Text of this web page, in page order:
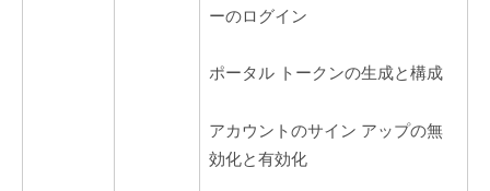
ーのログイン
ポータル トークンの生成と構成
アカウントのサイン アップの無
効化と有効化